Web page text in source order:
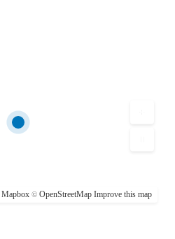
Mapbox © OpenStreetMap Improve this map